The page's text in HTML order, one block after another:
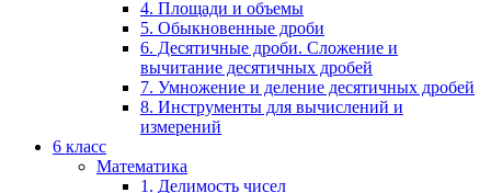
4. Площади и объемы
5. Обыкновенные дроби
6. Десятичные дроби. Сложение и
вычитание десятичных дробей
7. Умножение и деление десятичных дробей
8. Инструменты для вычислений и
измерений
6 класс
Математика
1. Делимость чисел